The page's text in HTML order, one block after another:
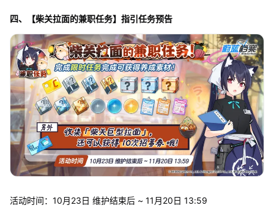
四、【柴关拉面的兼职任务】指引任务预告
活动时间：10月23日 维护结束后 ~ 11月20日 13:59